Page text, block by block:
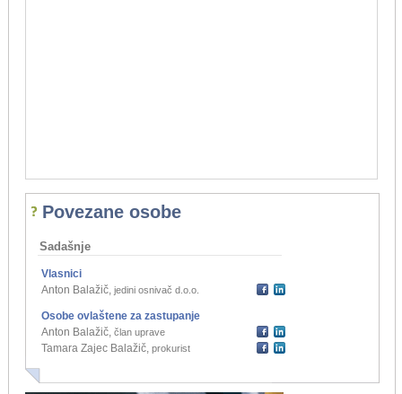
Povezane osobe
Sadašnje
Vlasnici
Anton Balažič, jedini osnivač d.o.o.
Osobe ovlaštene za zastupanje
Anton Balažič, član uprave
Tamara Zajec Balažič, prokurist